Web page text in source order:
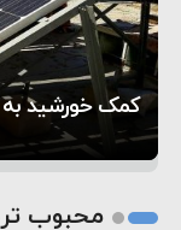
سپاه: دو
متوقف
۱۲:۵۹
ترامپ
حماس
۸:۵۷
کمک خورشید به
تحسین
از عشق عمیق
۵ شهر افسانه‌ای هخامنشی که هنوز هم زنده هستند
2
محبوب